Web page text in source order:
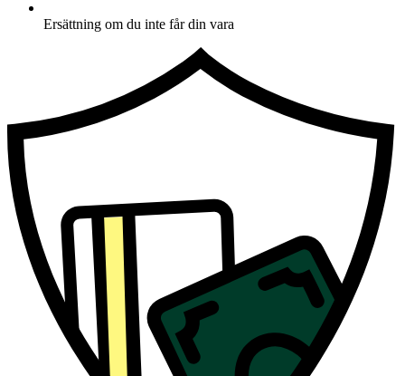
Ersättning om du inte får din vara